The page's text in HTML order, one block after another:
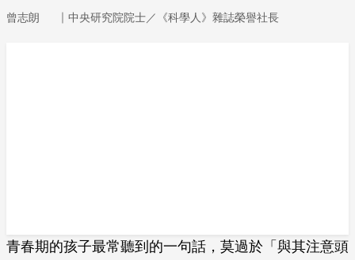
曾志朗 ｜ 中央研究院院士／《科學人》雜誌榮譽社長
青春期的孩子最常聽到的一句話，莫過於「與其注意頭